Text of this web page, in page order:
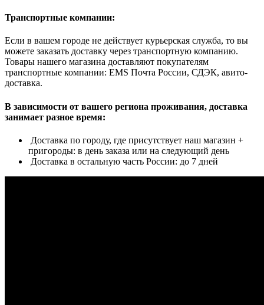
Транспортные компании:
Если в вашем городе не действует курьерская служба, то вы
можете заказать доставку через транспортную компанию.
Товары нашего магазина доставляют покупателям
транспортные компании: EMS Почта России, СДЭК, авито-
доставка.
В зависимости от вашего региона проживания, доставка
занимает разное время:
Доставка по городу, где присутствует наш магазин +
пригороды: в день заказа или на следующий день
Доставка в остальную часть России: до 7 дней